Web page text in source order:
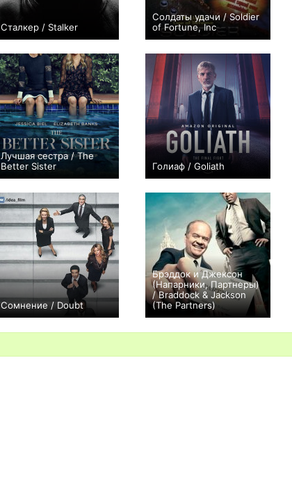
Сталкер / Stalker
+113 21 367
Солдаты удачи / Soldier
of Fortune, Inc
+4 26 49
Лучшая сестра / The
Better Sister
+20 8 448
Голиаф / Goliath
+250 32 839
Сомнение / Doubt
+20 13 134
Брэддок и Джексон
(Напарники, Партнеры)
/ Braddock & Jackson
(The Partners)
+10 11 61